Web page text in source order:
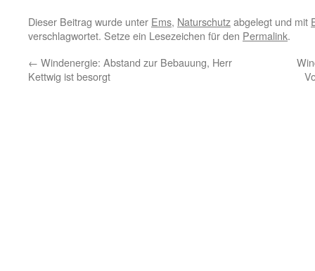
Dieser Beitrag wurde unter Ems, Naturschutzabgelegt und mit
verschlagwortet. Setze ein Lesezeichen für den Permalink.
← Windenergie: Abstand zur Bebauung, Herr
Kettwig ist besorgt